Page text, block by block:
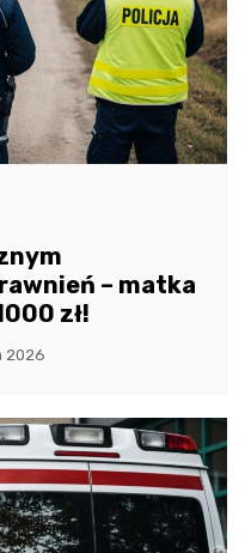
– matka
zł!
2026